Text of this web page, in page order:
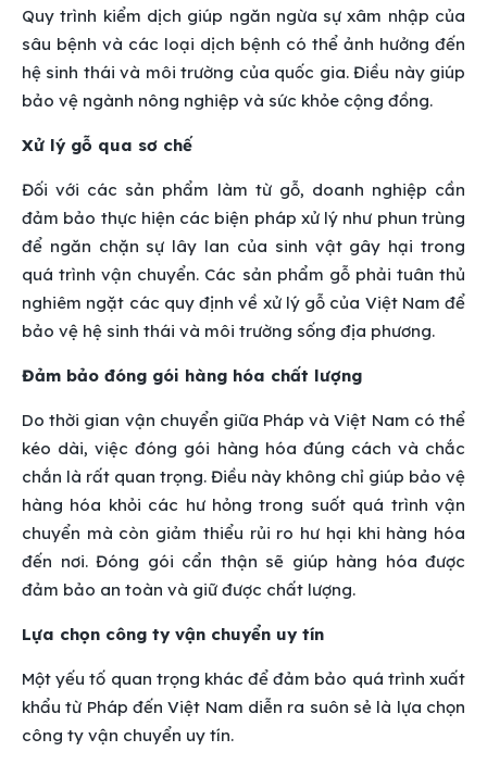
Quy trình kiểm dịch giúp ngăn ngừa sự xâm nhập của
sâu bệnh và các loại dịch bệnh có thể ảnh hưởng đến
hệ sinh thái và môi trường của quốc gia. Điều này giúp
bảo vệ ngành nông nghiệp và sức khỏe cộng đồng.
Xử lý gỗ qua sơ chế
Đối với các sản phẩm làm từ gỗ, doanh nghiệp cần
đảm bảo thực hiện các biện pháp xử lý như phun trùng
để ngăn chặn sự lây lan của sinh vật gây hại trong
quá trình vận chuyển. Các sản phẩm gỗ phải tuân thủ
nghiêm ngặt các quy định về xử lý gỗ của Việt Nam để
bảo vệ hệ sinh thái và môi trường sống địa phương.
Đảm bảo đóng gói hàng hóa chất lượng
Do thời gian vận chuyển giữa Pháp và Việt Nam có thể
kéo dài, việc đóng gói hàng hóa đúng cách và chắc
chắn là rất quan trọng. Điều này không chỉ giúp bảo vệ
hàng hóa khỏi các hư hỏng trong suốt quá trình vận
chuyển mà còn giảm thiểu rủi ro hư hại khi hàng hóa
đến nơi. Đóng gói cẩn thận sẽ giúp hàng hóa được
đảm bảo an toàn và giữ được chất lượng.
Lựa chọn công ty vận chuyển uy tín
Một yếu tố quan trọng khác để đảm bảo quá trình xuất
khẩu từ Pháp đến Việt Nam diễn ra suôn sẻ là lựa chọn
công ty vận chuyển uy tín.